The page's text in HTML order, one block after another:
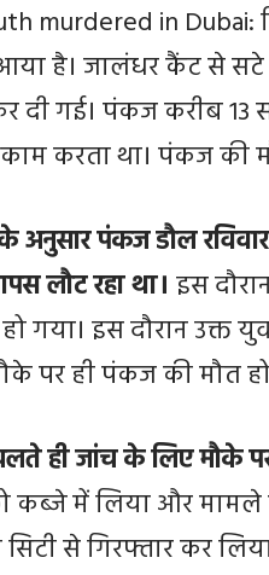
murdered in
है। जालंधर कैंट से
दी गई। पंकज करीब
करता था। पंकज
के अनुसार पंकज डौल
लौट रहा था। इस
गया। इस दौरान
पर ही पंकज की मौत
ही जांच के लिए मौके
कब्जे में लिया और
सिटी से गिरफ्तार कर